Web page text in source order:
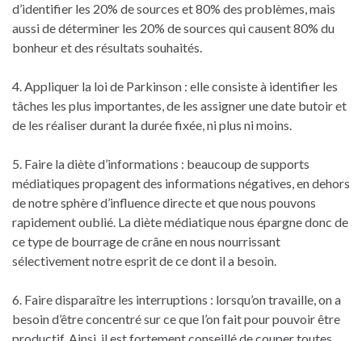
d’identifier les 20% de sources et 80% des problèmes, mais
aussi de déterminer les 20% de sources qui causent 80% du
bonheur et des résultats souhaités.
4. Appliquer la loi de Parkinson : elle consiste à identifier les
tâches les plus importantes, de les assigner une date butoir et
de les réaliser durant la durée fixée, ni plus ni moins.
5. Faire la diète d’informations : beaucoup de supports
médiatiques propagent des informations négatives, en dehors
de notre sphère d’influence directe et que nous pouvons
rapidement oublié. La diète médiatique nous épargne donc de
ce type de bourrage de crâne en nous nourrissant
sélectivement notre esprit de ce dont il a besoin.
6. Faire disparaître les interruptions : lorsqu’on travaille, on a
besoin d’être concentré sur ce que l’on fait pour pouvoir être